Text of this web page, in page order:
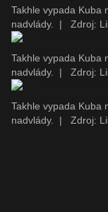
Takhle vypada Kuba
nadvlády.
| Zdroj:
Takhle vypada Kuba
nadvlády.
| Zdroj:
Takhle vypada Kuba
nadvlády.
| Zdroj: